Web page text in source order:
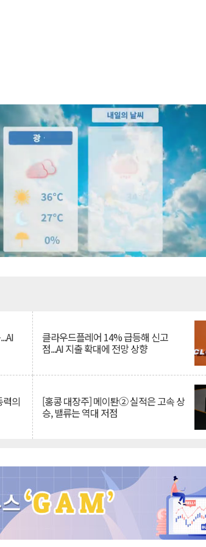
클라우드플레어 14% 급등해 신고
점...AI 지출 확대에 전망 상향
의 [홍콩 대장주] 메이퇀② 실적은 고속 상
승, 밸류는 역대 저점